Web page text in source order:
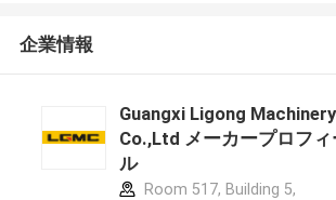
企業情報
Guangxi Ligong Machinery
Co.,Ltd メーカープロフィ
ル
Room 517, Building 5,